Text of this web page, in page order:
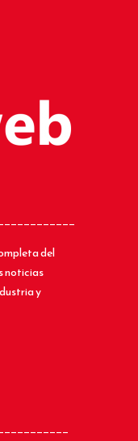
del
noticias
y